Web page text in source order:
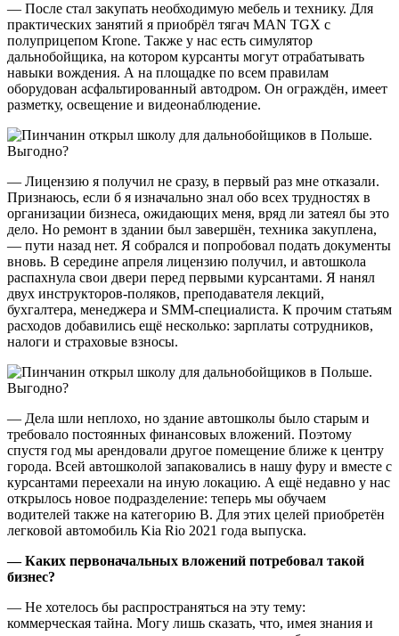
— После стал закупать необходимую мебель и технику. Для
практических занятий я приобрёл тягач MAN TGX c
полуприцепом Krone. Также у нас есть симулятор
дальнобойщика, на котором курсанты могут отрабатывать
навыки вождения. А на площадке по всем правилам
оборудован асфальтированный автодром. Он ограждён, имеет
разметку, освещение и видеонаблюдение.
— Лицензию я получил не сразу, в первый раз мне отказали.
Признаюсь, если б я изначально знал обо всех трудностях в
организации бизнеса, ожидающих меня, вряд ли затеял бы это
дело. Но ремонт в здании был завершён, техника закуплена,
— пути назад нет. Я собрался и попробовал подать документы
вновь. В середине апреля лицензию получил, и автошкола
распахнула свои двери перед первыми курсантами. Я нанял
двух инструкторов-поляков, преподавателя лекций,
бухгалтера, менеджера и SММ-специалиста. К прочим статьям
расходов добавились ещё несколько: зарплаты сотрудников,
налоги и страховые взносы.
— Дела шли неплохо, но здание автошколы было старым и
требовало постоянных финансовых вложений. Поэтому
спустя год мы арендовали другое помещение ближе к центру
города. Всей автошколой запаковались в нашу фуру и вместе с
курсантами переехали на иную локацию. А ещё недавно у нас
открылось новое подразделение: теперь мы обучаем
водителей также на категорию В. Для этих целей приобретён
легковой автомобиль Kia Rio 2021 года выпуска.
— Каких первоначальных вложений потребовал такой
бизнес?
— Не хотелось бы распространяться на эту тему:
коммерческая тайна. Могу лишь сказать, что, имея знания и